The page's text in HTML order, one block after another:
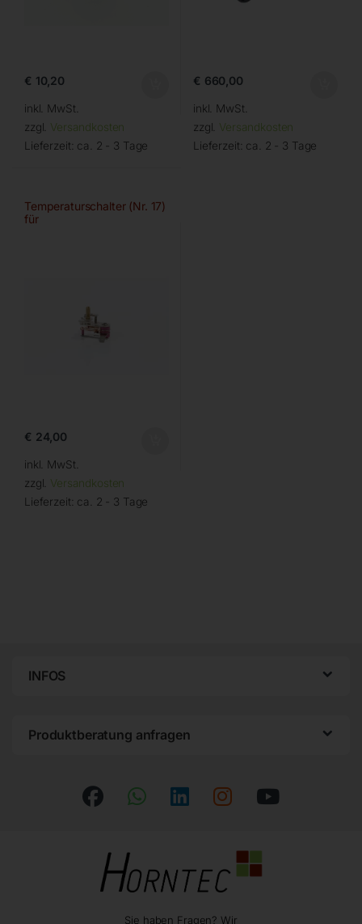
€ 10,20
inkl. MwSt.
zzgl. Versandkosten
Lieferzeit: ca. 2 - 3 Tage
€ 660,00
inkl. MwSt.
zzgl. Versandkosten
Lieferzeit: ca. 2 - 3 Tage
Temperaturschalter (Nr. 17)
für
€ 24,00
inkl. MwSt.
zzgl. Versandkosten
Lieferzeit: ca. 2 - 3 Tage
INFOS
Produktberatung anfragen
Sie haben Fragen? Wir